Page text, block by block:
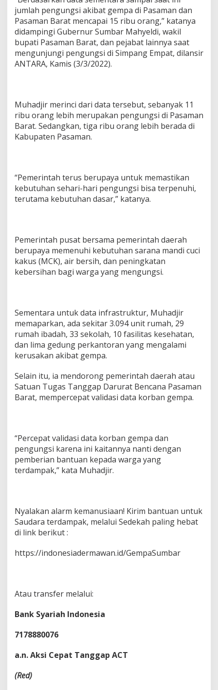
jumlah pengungsi akibat gempa di Pasaman dan
Pasaman Barat mencapai 15 ribu orang,” katanya
didampingi Gubernur Sumbar Mahyeldi, wakil
bupati Pasaman Barat, dan pejabat lainnya saat
mengunjungi pengungsi di Simpang Empat, dilansir
ANTARA, Kamis (3/3/2022).
Muhadjir merinci dari data tersebut, sebanyak 11
ribu orang lebih merupakan pengungsi di Pasaman
Barat. Sedangkan, tiga ribu orang lebih berada di
Kabupaten Pasaman.
“Pemerintah terus berupaya untuk memastikan
kebutuhan sehari-hari pengungsi bisa terpenuhi,
terutama kebutuhan dasar,” katanya.
Pemerintah pusat bersama pemerintah daerah
berupaya memenuhi kebutuhan sarana mandi cuci
kakus (MCK), air bersih, dan peningkatan
kebersihan bagi warga yang mengungsi.
Sementara untuk data infrastruktur, Muhadjir
memaparkan, ada sekitar 3.094 unit rumah, 29
rumah ibadah, 33 sekolah, 10 fasilitas kesehatan,
dan lima gedung perkantoran yang mengalami
kerusakan akibat gempa.
Selain itu, ia mendorong pemerintah daerah atau
Satuan Tugas Tanggap Darurat Bencana Pasaman
Barat, mempercepat validasi data korban gempa.
“Percepat validasi data korban gempa dan
pengungsi karena ini kaitannya nanti dengan
pemberian bantuan kepada warga yang
terdampak,” kata Muhadjir.
Nyalakan alarm kemanusiaan! Kirim bantuan untuk
Saudara terdampak, melalui Sedekah paling hebat
di link berikut :
https://indonesiadermawan.id/GempaSumbar
Atau transfer melalui:
Bank Syariah Indonesia
7178880076
a.n. Aksi Cepat Tanggap ACT
(Red)